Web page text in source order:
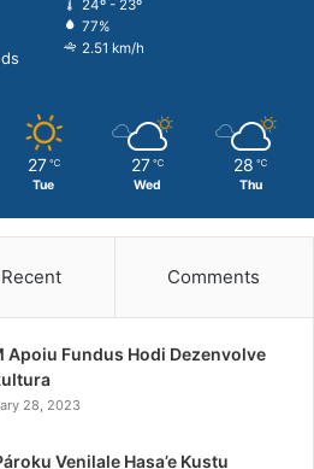
24º - 23º
77%
2.51 km/h
27 ℃
Tue
27 ℃
Wed
28 ℃
Thu
Recent Comments
Apoiu Fundus Hodi Dezenvolve
28, 2023
Venilale Hasa’e Kustu